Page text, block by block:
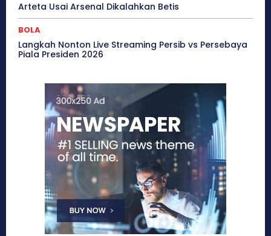
Arteta Usai Arsenal Dikalahkan Betis
BOLA
Langkah Nonton Live Streaming Persib vs Persebaya
Piala Presiden 2026